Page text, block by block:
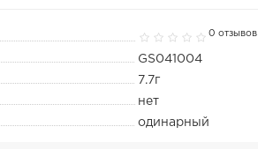
0 отзывов
GS041004
7.7г
нет
одинарный